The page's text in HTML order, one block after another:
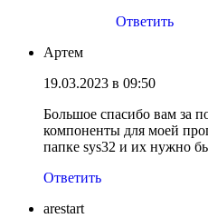
Ответить
Артем
19.03.2023 в 09:50
Большое спасибо вам за
компоненты для моей
папке sys32 и их нужно
Ответить
arestart